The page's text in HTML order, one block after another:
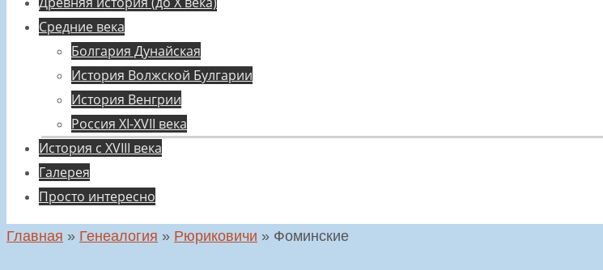
Средние века
Болгария Дунайская
История Волжской Булгарии
История Венгрии
Россия XI-XVII века
История с XVIII века
Галерея
Просто интересно
Главная » Генеалогия » Рюриковичи » Фоминские